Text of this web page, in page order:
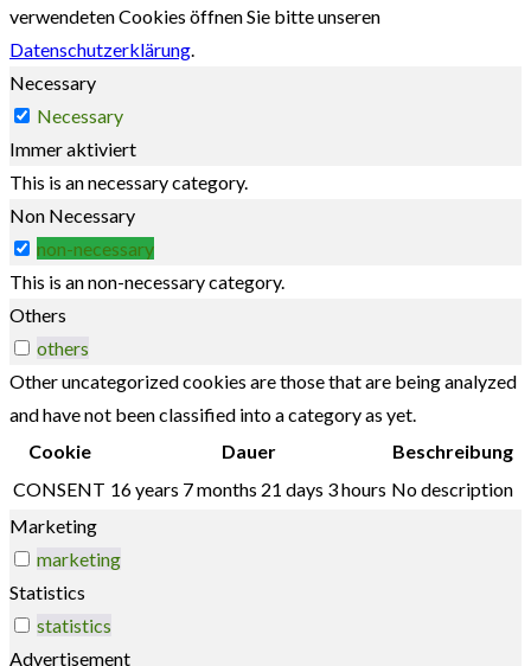
verwendeten Cookies öffnen Sie bitte unseren
Datenschutzerklärung.
Necessary
Necessary
Immer aktiviert
This is an necessary category.
Non Necessary
non-necessary
This is an non-necessary category.
Others
others
Other uncategorized cookies are those that are being analyzed
and have not been classified into a category as yet.
Cookie
Dauer
Beschreibung
CONSENT 16 years 7 months 21 days 3 hours No description
Marketing
marketing
Statistics
statistics
Advertisement